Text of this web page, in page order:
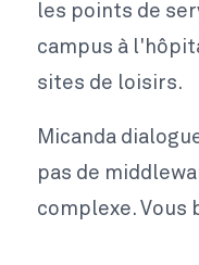
les points de
campus à
sites de loisirs.
Micanda
pas de
complexe. Vous